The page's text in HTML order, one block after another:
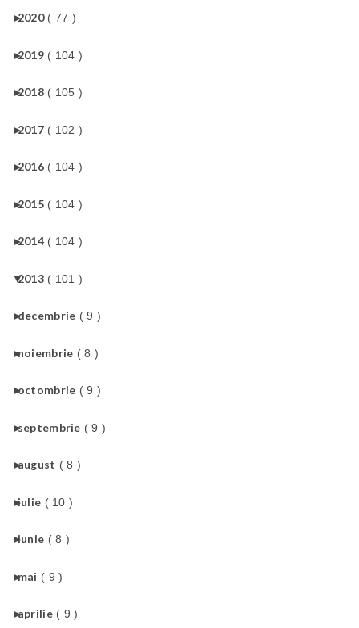
►
2020 ( 77 )
►
2019 ( 104 )
►
2018 ( 105 )
►
2017 ( 102 )
►
2016 ( 104 )
►
2015 ( 104 )
►
2014 ( 104 )
▼
2013 ( 101 )
►
decembrie ( 9 )
►
noiembrie ( 8 )
►
octombrie ( 9 )
►
septembrie ( 9 )
►
august ( 8 )
►
iulie ( 10 )
►
iunie ( 8 )
►
mai ( 9 )
►
aprilie ( 9 )